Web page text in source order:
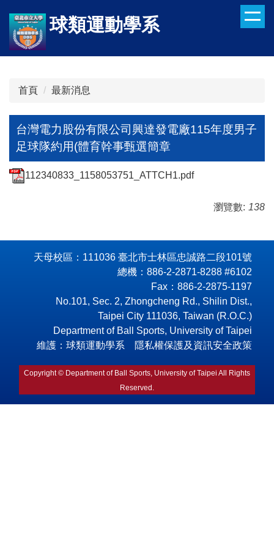
到
主
要
球類運動學系
首頁 最新消息
台灣電力股份有限公司興達發電廠115年度男子
足球隊約用(體育幹事甄選簡章
112340833_1158053751_ATTCH1.pdf
瀏覽數: 138
天母校區：111036 臺北市士林區忠誠路二段101號
總機：886-2-2871-8288 #6102
Fax：886-2-2875-1197
No.101, Sec. 2, Zhongcheng Rd., Shilin Dist.,
Taipei City 111036, Taiwan (R.O.C.)
Department of Ball Sports, University of Taipei
維護：球類運動學系 隱私權保護及資訊安全政策
Copyright © Department of Ball Sports, University of Taipei All Rights
Reserved.